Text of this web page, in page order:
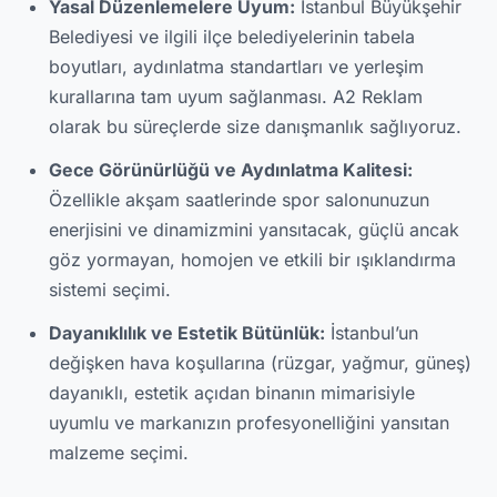
Yasal Düzenlemelere Uyum: İstanbul Büyükşehir
Belediyesi ve ilgili ilçe belediyelerinin tabela
boyutları, aydınlatma standartları ve yerleşim
kurallarına tam uyum sağlanması. A2 Reklam
olarak bu süreçlerde size danışmanlık sağlıyoruz.
Gece Görünürlüğü ve Aydınlatma Kalitesi:
Özellikle akşam saatlerinde spor salonunuzun
enerjisini ve dinamizmini yansıtacak, güçlü ancak
göz yormayan, homojen ve etkili bir ışıklandırma
sistemi seçimi.
Dayanıklılık ve Estetik Bütünlük: İstanbul’un
değişken hava koşullarına (rüzgar, yağmur, güneş)
dayanıklı, estetik açıdan binanın mimarisiyle
uyumlu ve markanızın profesyonelliğini yansıtan
malzeme seçimi.